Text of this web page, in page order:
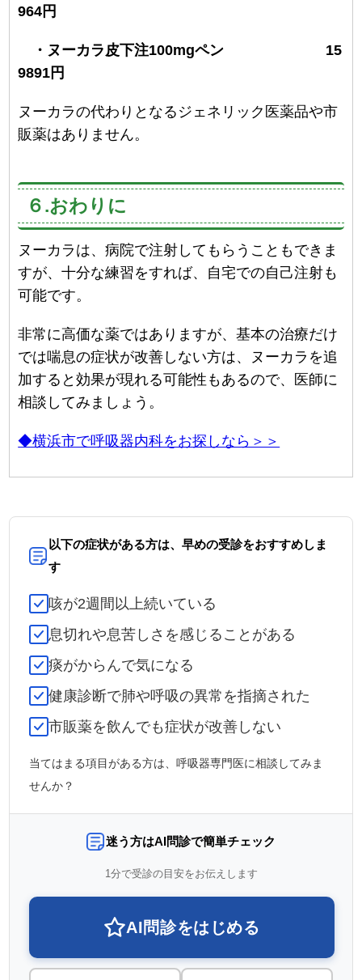
964円
・ヌーカラ皮下注100mgペン 15
9891円
ヌーカラの代わりとなるジェネリック医薬品や市
販薬はありません。
６.おわりに
ヌーカラは、病院で注射してもらうこともできま
すが、十分な練習をすれば、自宅での自己注射も
可能です。
非常に高価な薬ではありますが、基本の治療だけ
では喘息の症状が改善しない方は、ヌーカラを追
加すると効果が現れる可能性もあるので、医師に
相談してみましょう。
◆横浜市で呼吸器内科をお探しなら＞＞
以下の症状がある方は、早めの受診をおすすめしま
す
咳が2週間以上続いている
息切れや息苦しさを感じることがある
痰がからんで気になる
健康診断で肺や呼吸の異常を指摘された
市販薬を飲んでも症状が改善しない
当てはまる項目がある方は、呼吸器専門医に相談してみま
せんか？
迷う方はAI問診で簡単チェック
1分で受診の目安をお伝えします
AI問診をはじめる